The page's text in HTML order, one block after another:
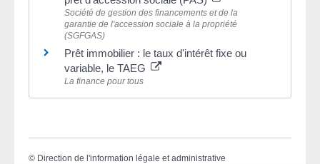
Société de gestion des financements et de la
garantie de l'accession sociale à la propriété
(SGFGAS)
Prêt immobilier : le taux d'intérêt fixe ou
variable, le TAEG
La finance pour tous
© Direction de l'information légale et administrative